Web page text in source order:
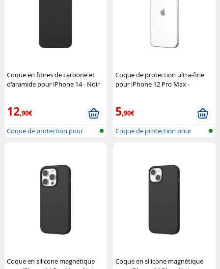
Coque en fibres de carbone et
d'aramide pour iPhone 14 - Noir
12,90€
Coque de protection pour
Coque de protection ultra-fine
pour iPhone 12 Pro Max -
5,90€
Coque de protection pour
Coque en silicone magnétique
Coque en silicone magnétique